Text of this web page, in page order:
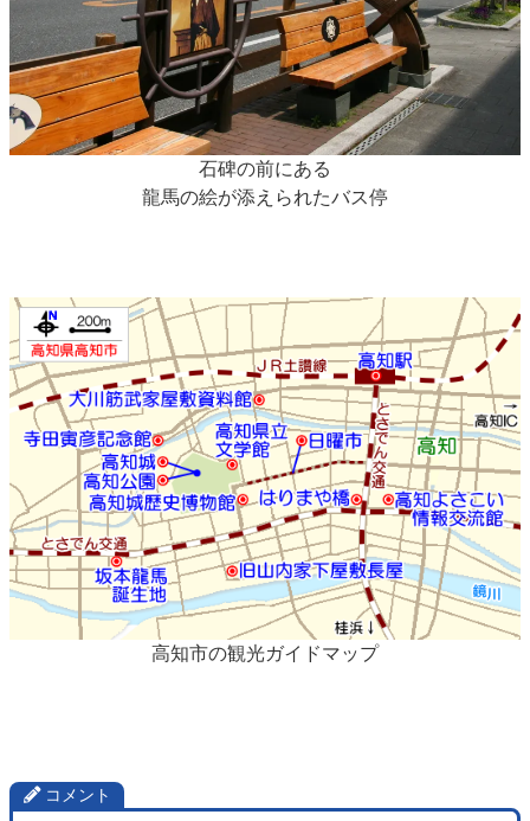
石碑の前にある
龍馬の絵が添えられたバス停
高知市の観光ガイドマップ
コメント